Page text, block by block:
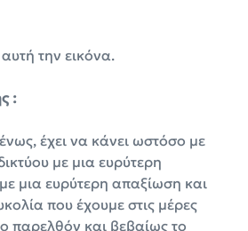
την εικόνα.
:
έχει να κάνει ωστόσο με
με μια ευρύτερη
μια ευρύτερη απαξίωση και
που έχουμε στις μέρες
παρελθόν και βεβαίως το